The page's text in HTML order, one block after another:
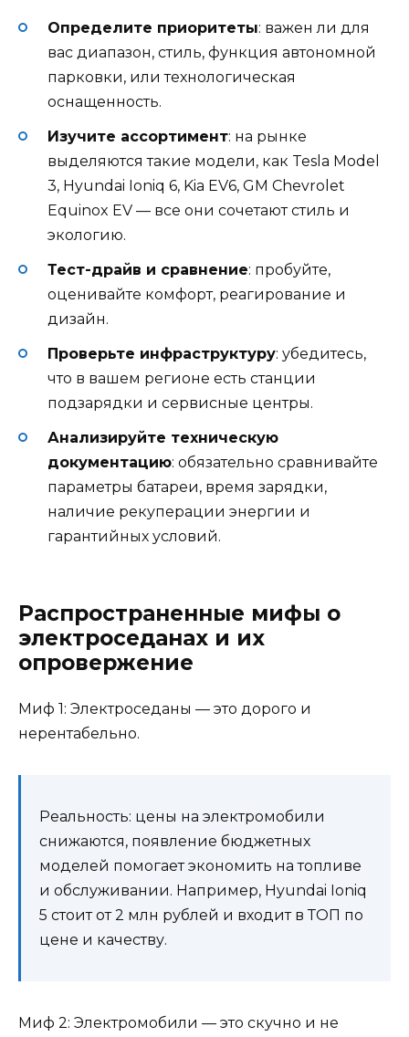
Определите приоритеты: важен ли для
вас диапазон, стиль, функция автономной
парковки, или технологическая
оснащенность.
Изучите ассортимент: на рынке
выделяются такие модели, как Tesla Model
3, Hyundai Ioniq 6, Kia EV6, GM Chevrolet
Equinox EV — все они сочетают стиль и
экологию.
Тест-драйв и сравнение: пробуйте,
оценивайте комфорт, реагирование и
дизайн.
Проверьте инфраструктуру: убедитесь,
что в вашем регионе есть станции
подзарядки и сервисные центры.
Анализируйте техническую
документацию: обязательно сравнивайте
параметры батареи, время зарядки,
наличие рекуперации энергии и
гарантийных условий.
Распространенные мифы о
электроседанах и их
опровержение
Миф 1: Электроседаны — это дорого и
нерентабельно.
Реальность: цены на электромобили
снижаются, появление бюджетных
моделей помогает экономить на топливе
и обслуживании. Например, Hyundai Ioniq
5 стоит от 2 млн рублей и входит в ТОП по
цене и качеству.
Миф 2: Электромобили — это скучно и не